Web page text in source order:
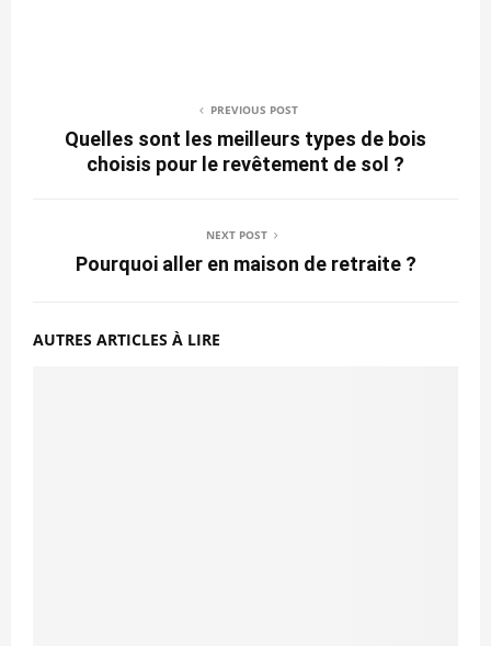
PREVIOUS POST
Quelles sont les meilleurs types de bois
choisis pour le revêtement de sol ?
NEXT POST
Pourquoi aller en maison de retraite ?
AUTRES ARTICLES À LIRE